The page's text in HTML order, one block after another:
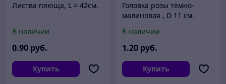
Листва плюща, L = 42см.
В наличии
0.90 руб.
Купить
Головка розы тёмно-
малиновая , D 11 см.
В наличии
1.20 руб.
Купить